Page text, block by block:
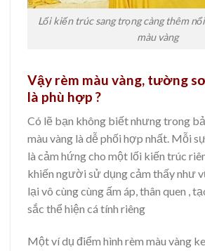
Lối kiến trúc sang trọng càng thêm
màu vàng
Vậy rèm màu vàng, tường
là phù hợp ?
Có lẽ bạn không biết nhưng trong
màu vàng là dễ phối hợp nhất. Mỗi
là cảm hứng cho một lối kiến trúc
khiến người sử dụng cảm thấy như
lại vô cùng cùng ấm áp, thân quen ,
sắc thể hiện cá tính riêng
Một ví dụ điểm hình rèm màu vàng